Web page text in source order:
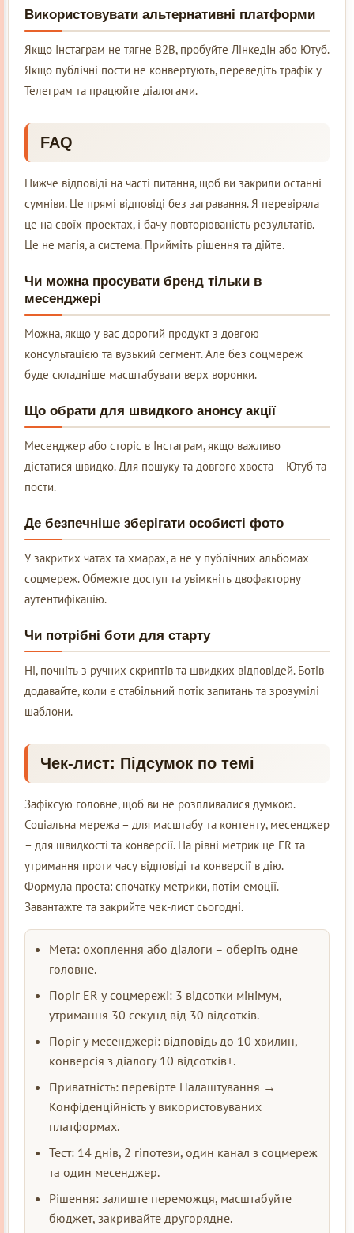
Використовувати альтернативні платформи
Якщо Інстаграм не тягне B2B, пробуйте ЛінкедІн або Ютуб.
Якщо публічні пости не конвертують, переведіть трафік у
Телеграм та працюйте діалогами.
FAQ
Нижче відповіді на часті питання, щоб ви закрили останні
сумніви. Це прямі відповіді без загравання. Я перевіряла
це на своїх проектах, і бачу повторюваність результатів.
Це не магія, а система. Прийміть рішення та дійте.
Чи можна просувати бренд тільки в
месенджері
Можна, якщо у вас дорогий продукт з довгою
консультацією та вузький сегмент. Але без соцмереж
буде складніше масштабувати верх воронки.
Що обрати для швидкого анонсу акції
Месенджер або сторіс в Інстаграм, якщо важливо
дістатися швидко. Для пошуку та довгого хвоста – Ютуб та
пости.
Де безпечніше зберігати особисті фото
У закритих чатах та хмарах, а не у публічних альбомах
соцмереж. Обмежте доступ та увімкніть двофакторну
аутентифікацію.
Чи потрібні боти для старту
Ні, почніть з ручних скриптів та швидких відповідей. Ботів
додавайте, коли є стабільний потік запитань та зрозумілі
шаблони.
Чек-лист: Підсумок по темі
Зафіксую головне, щоб ви не розпливалися думкою.
Соціальна мережа – для масштабу та контенту, месенджер
– для швидкості та конверсії. На рівні метрик це ER та
утримання проти часу відповіді та конверсії в дію.
Формула проста: спочатку метрики, потім емоції.
Завантажте та закрийте чек-лист сьогодні.
Мета: охоплення або діалоги – оберіть одне
головне.
Поріг ER у соцмережі: 3 відсотки мінімум,
утримання 30 секунд від 30 відсотків.
Поріг у месенджері: відповідь до 10 хвилин,
конверсія з діалогу 10 відсотків+.
Приватність: перевірте Налаштування →
Конфіденційність у використовуваних
платформах.
Тест: 14 днів, 2 гіпотези, один канал з соцмереж
та один месенджер.
Рішення: залиште переможця, масштабуйте
бюджет, закривайте другорядне.